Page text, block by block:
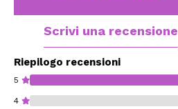
Scrivi una recensione
Riepilogo recensioni
5
4